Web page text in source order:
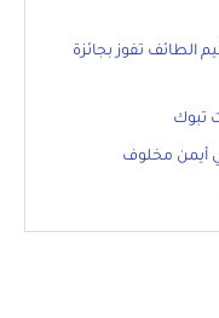
الطائف تفوز بجائزة
تبوك
أيمن مخلوف